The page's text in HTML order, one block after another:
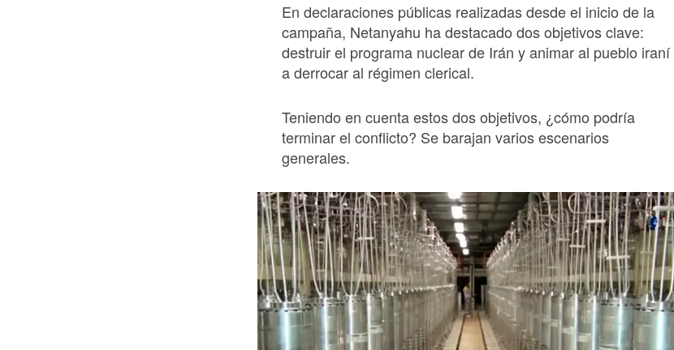
En declaraciones públicas realizadas desde el inicio de la
campaña, Netanyahu ha destacado dos objetivos clave:
destruir el programa nuclear de Irán y animar al pueblo iraní
a derrocar al régimen clerical.
Teniendo en cuenta estos dos objetivos, ¿cómo podría
terminar el conflicto? Se barajan varios escenarios
generales.